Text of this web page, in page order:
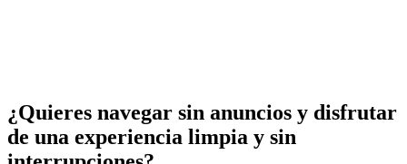
¿Quieres navegar sin anuncios y disfrutar
de una experiencia limpia y sin